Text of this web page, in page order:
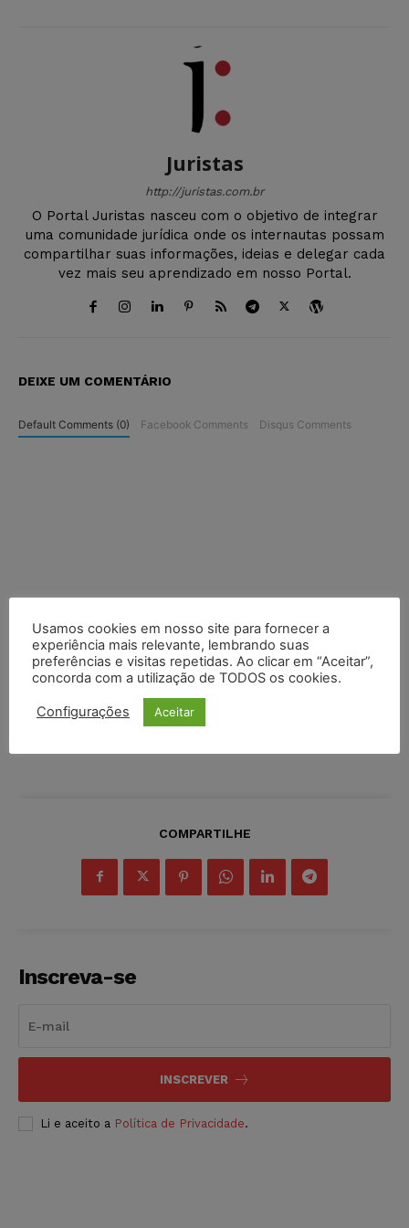
Juristas
http://juristas.com.br
O Portal Juristas nasceu com o objetivo de integrar
uma comunidade jurídica onde os internautas possam
compartilhar suas informações, ideias e delegar cada
vez mais seu aprendizado em nosso Portal.
DEIXE UM COMENTÁRIO
Default Comments (0) Facebook Comments Disqus Comments
COMPARTILHE
Inscreva-se
INSCREVER
Li e aceito a Política de Privacidade.
Usamos cookies em nosso site para fornecer a
experiência mais relevante, lembrando suas
preferências e visitas repetidas. Ao clicar em “Aceitar”,
concorda com a utilização de TODOS os cookies.
Configurações Aceitar